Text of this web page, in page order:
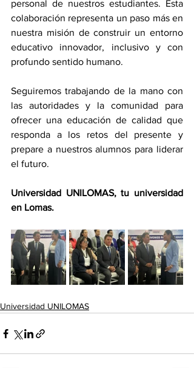
personal de nuestros estudiantes. Esta
colaboración representa un paso más en
nuestra misión de construir un entorno
educativo innovador, inclusivo y con
profundo sentido humano.
Seguiremos trabajando de la mano con
las autoridades y la comunidad para
ofrecer una educación de calidad que
responda a los retos del presente y
prepare a nuestros alumnos para liderar
el futuro.
Universidad UNILOMAS, tu universidad
en Lomas.
Universidad UNILOMAS